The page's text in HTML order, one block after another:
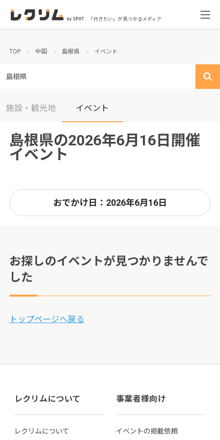
「行きたい」が見つかるメディア
TOP 中国 島根県 イベント
島根県
施設・観光地 イベント
島根県の2026年6月16日開催
イベント
おでかけ日：2026年6月16日
お探しのイベントが見つかりませんで
した
トップページへ戻る
レクリムについて
レクリムについて
事業者様向け
イベントの掲載依頼